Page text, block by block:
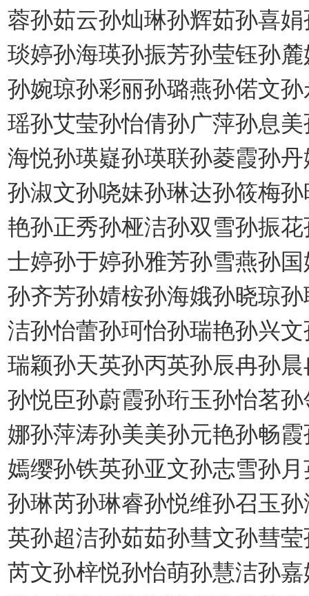
蓉孙茹云孙灿琳孙辉茹孙喜
琰婷孙海瑛孙振芳孙莹钰孙
孙婉琼孙彩丽孙璐燕孙偌文
瑶孙艾莹孙怡倩孙广萍孙息
海悦孙瑛嶷孙瑛联孙菱霞孙
孙淑文孙哓妹孙琳达孙筱梅
艳孙正秀孙桠洁孙双雪孙振
士婷孙于婷孙雅芳孙雪燕孙
孙齐芳孙婧桉孙海娥孙晓琼
洁孙怡蕾孙珂怡孙瑞艳孙兴
瑞颖孙天英孙丙英孙辰冉孙
孙悦臣孙蔚霞孙珩玉孙怡茗
娜孙萍涛孙美美孙元艳孙畅
嫣缨孙铁英孙亚文孙志雪孙
孙琳芮孙琳睿孙悦维孙召玉
英孙超洁孙茹茹孙彗文孙彗
芮文孙梓悦孙怡萌孙慧洁孙